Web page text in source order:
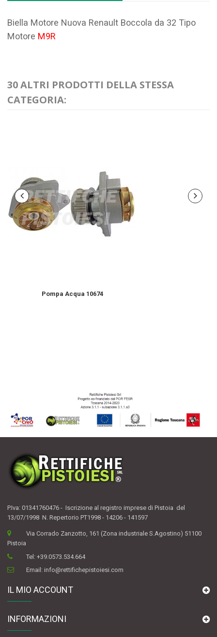
Biella Motore Nuova Renault Boccola da 32 Tipo
Motore M9R
30 ALTRI PRODOTTI DELLA STESSA
CATEGORIA:
Pompa Acqua 10674
P.Iva: 01341760476 - Iscrizione al registro imprese di Pistoia del
13/07/1998 N. Repertorio PT1998 - 14206 - 141597
Via Corrado Zanzotto, 161 (Zona industriale S.Agostino) 51100
Pistoia
Tel:+39.0573.534.664
Email:info@rettifichepistoiesi.com
IL MIO ACCOUNT
INFORMAZIONI